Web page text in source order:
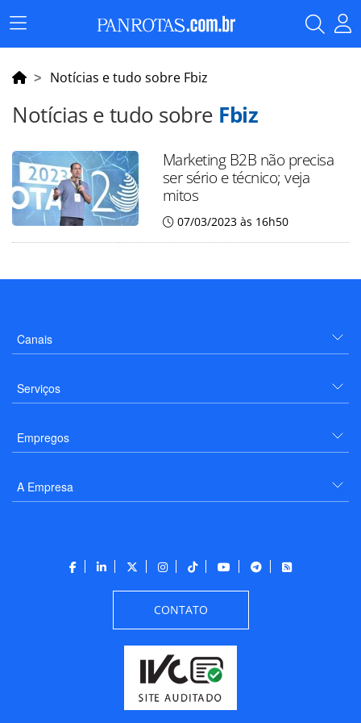
Menu
Principal
Notícias e tudo sobre Fbiz
Notícias e tudo sobre Fbiz
Marketing B2B não precisa
ser sério e técnico; veja
mitos
07/03/2023 às 16h50
Canais
Serviços
Empregos
A Empresa
CONTATO